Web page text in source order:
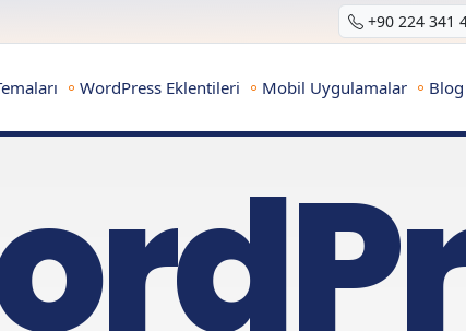
+90 224 341
WordPress Eklentileri Mobil Uygulamalar Blog